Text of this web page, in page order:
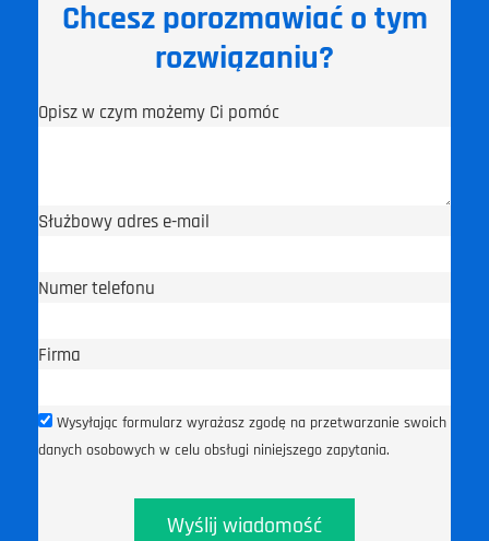
Chcesz porozmawiać o tym
rozwiązaniu?
Opisz w czym możemy Ci pomóc
Służbowy adres e-mail
Numer telefonu
Firma
Wysyłając formularz wyrażasz zgodę na przetwarzanie swoich
danych osobowych w celu obsługi niniejszego zapytania.
Wyślij wiadomość